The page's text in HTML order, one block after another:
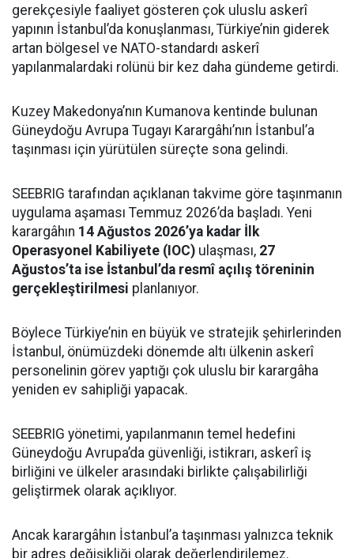
gerekçesiyle faaliyet gösteren çok uluslu askerî
yapının İstanbul’da konuşlanması, Türkiye’nin giderek
artan bölgesel ve NATO-standardı askerî
yapılanmalardaki rolünü bir kez daha gündeme getirdi.
Kuzey Makedonya’nın Kumanova kentinde bulunan
Güneydoğu Avrupa Tugayı Karargâhı’nın İstanbul’a
taşınması için yürütülen süreçte sona gelindi.
SEEBRIG tarafından açıklanan takvime göre taşınmanın
uygulama aşaması Temmuz 2026’da başladı. Yeni
karargâhın 14 Ağustos 2026’ya kadar İlk
Operasyonel Kabiliyete (IOC) ulaşması, 27
Ağustos’ta ise İstanbul’da resmî açılış töreninin
gerçekleştirilmesi planlanıyor.
Böylece Türkiye’nin en büyük ve stratejik şehirlerinden
İstanbul, önümüzdeki dönemde altı ülkenin askerî
personelinin görev yaptığı çok uluslu bir karargâha
yeniden ev sahipliği yapacak.
SEEBRIG yönetimi, yapılanmanın temel hedefini
Güneydoğu Avrupa’da güvenliği, istikrarı, askerî iş
birliğini ve ülkeler arasındaki birlikte çalışabilirliği
geliştirmek olarak açıklıyor.
Ancak karargâhın İstanbul’a taşınması yalnızca teknik
bir adres değişikliği olarak değerlendirilemez.